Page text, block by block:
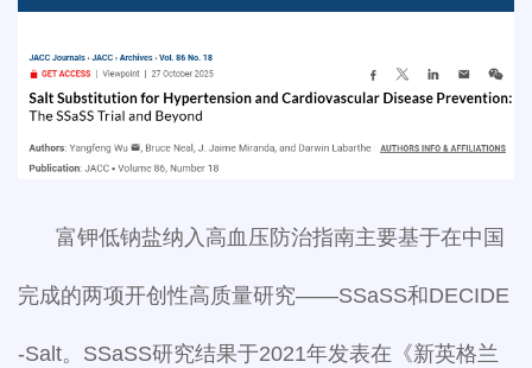
富钾低钠盐纳入高血压防治指南主要基于在中国
完成的两项开创性高质量研究——SSaSS和DECIDE
-Salt。SSaSS研究结果于2021年发表在《新英格兰